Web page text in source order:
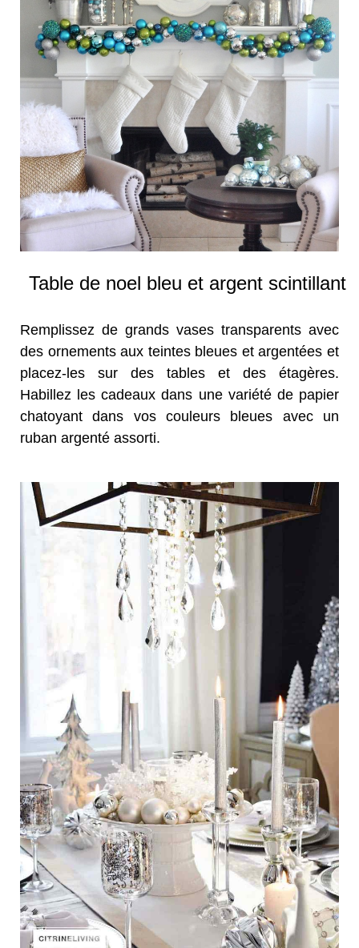
Table de noel bleu et argent scintillant
Remplissez de grands vases transparents avec
des ornements aux teintes bleues et argentées et
placez-les sur des tables et des étagères.
Habillez les cadeaux dans une variété de papier
chatoyant dans vos couleurs bleues avec un
ruban argenté assorti.